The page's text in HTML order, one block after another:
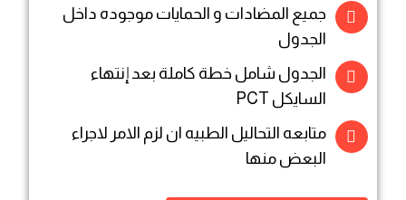
جميع المضادات و الحمايات موجوده داخل
الجدول
الجدول شامل خطة كاملة بعد إنتهاء
السايكل PCT
متابعه التحاليل الطبيه ان لزم الامر لاجراء
البعض منها